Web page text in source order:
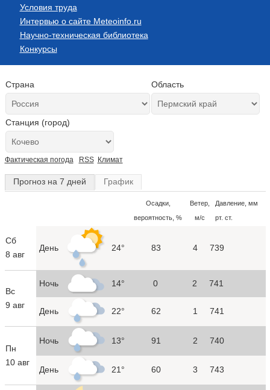
Условия труда
Интервью о сайте Meteoinfo.ru
Научно-техническая библиотека
Конкурсы
Страна Область
Станция (город)
Фактическая погода RSS Климат
Прогноз на 7 дней График
Осадки,
вероятность, %
Ветер,
м/с
Давление, мм
рт. ст.
Сб
8 авг
День 24° 83 4 739
Вс
9 авг
Ночь 14° 0 2 741
День 22° 62 1 741
Пн
10 авг
Ночь 13° 91 2 740
День 21° 60 3 743